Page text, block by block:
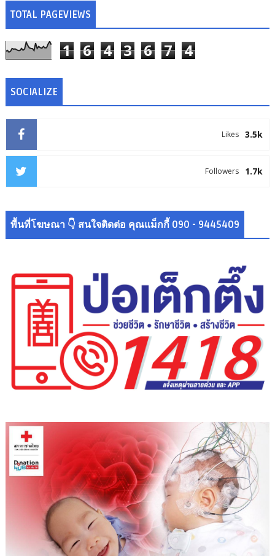
TOTAL PAGEVIEWS
1 6 4 3 6 7 4
SOCIALIZE
3.5k
Likes
1.7k
Followers
พื้นที่โฆษณา 👇 สนใจติดต่อ คุณแม็กกี้ 090 - 9445409